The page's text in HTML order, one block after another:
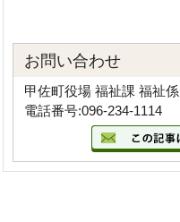
お問い合わせ
甲佐町役場 福祉課 福祉係
電話番号:096-234-1114